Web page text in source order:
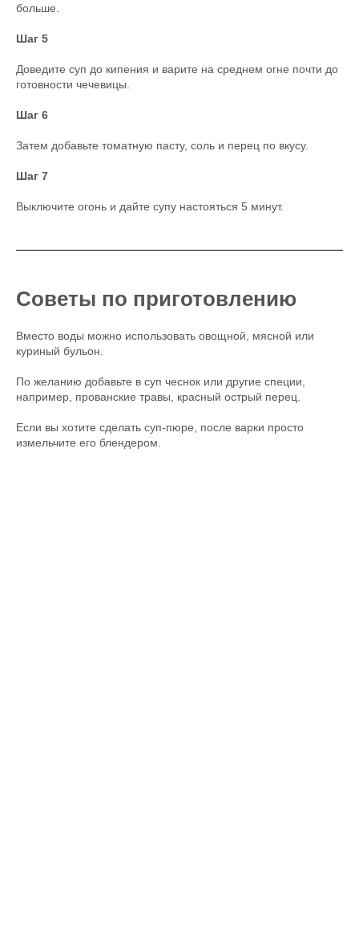
больше.
Шаг 5
Доведите суп до кипения и варите на среднем огне почти до
готовности чечевицы.
Шаг 6
Затем добавьте томатную пасту, соль и перец по вкусу.
Шаг 7
Выключите огонь и дайте супу настояться 5 минут.
Советы по приготовлению
Вместо воды можно использовать овощной, мясной или
куриный бульон.
По желанию добавьте в суп чеснок или другие специи,
например, прованские травы, красный острый перец.
Если вы хотите сделать суп-пюре, после варки просто
измельчите его блендером.